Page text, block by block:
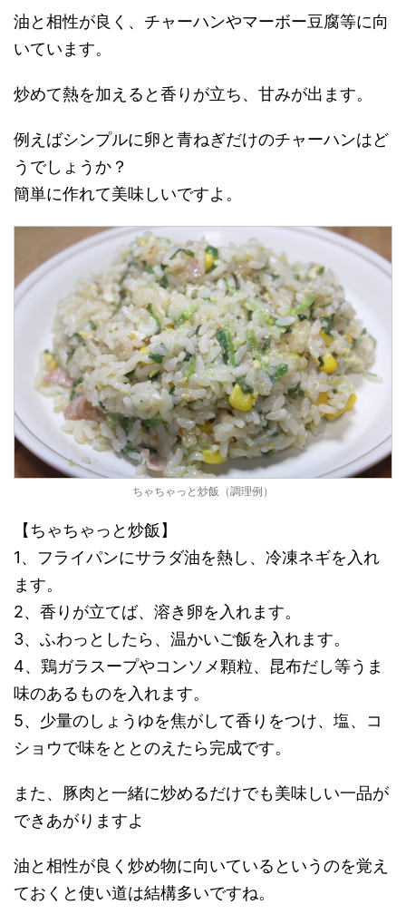
油と相性が良く、チャーハンやマーボー豆腐等に向
いています。
炒めて熱を加えると香りが立ち、甘みが出ます。
例えばシンプルに卵と青ねぎだけのチャーハンはど
うでしょうか？
簡単に作れて美味しいですよ。
ちゃちゃっと炒飯（調理例）
【ちゃちゃっと炒飯】
1、フライパンにサラダ油を熱し、冷凍ネギを入れ
ます。
2、香りが立てば、溶き卵を入れます。
3、ふわっとしたら、温かいご飯を入れます。
4、鶏ガラスープやコンソメ顆粒、昆布だし等うま
味のあるものを入れます。
5、少量のしょうゆを焦がして香りをつけ、塩、コ
ショウで味をととのえたら完成です。
また、豚肉と一緒に炒めるだけでも美味しい一品が
できあがりますよ
油と相性が良く炒め物に向いているというのを覚え
ておくと使い道は結構多いですね。